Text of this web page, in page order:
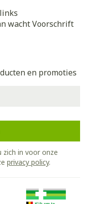
wachtVoorschrift
en promoties
in voor onze
privacy policy.